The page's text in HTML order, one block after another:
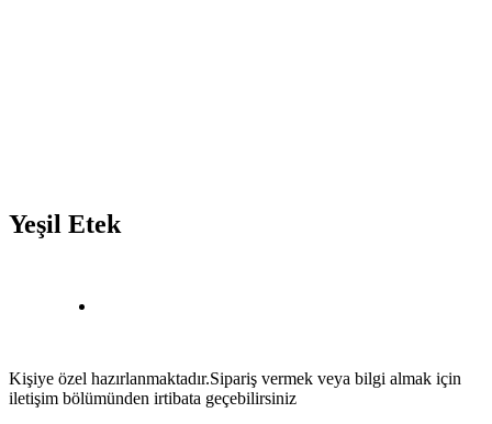
Yeşil Etek
Kişiye özel hazırlanmaktadır.Sipariş vermek veya bilgi almak için
iletişim bölümünden irtibata geçebilirsiniz